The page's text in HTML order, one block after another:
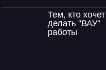
Тем, кто хочет
делать "ВАУ"
работы